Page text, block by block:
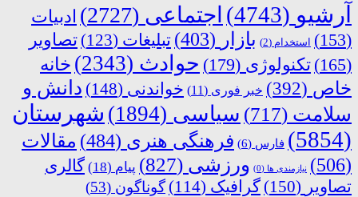
آرشیو (4743) اجتماعی (2727)
ادبیات
(153)
استخدام (2) بازار (403) تبلیغات (123)
تصاویر
(165)
تکنولوژی (179) حوادث (2343)
خانه
خاص (392) خبر فوری (11) خواندنی (148)
دانش و
سلامت (717) سیاسی (1894)
شهرستان
(5854)
فارس (6) فرهنگی هنری (484)
مقالات
(506)
نیازمندی ها (0) ورزشی (827) پیام (18)
گالری
تصاویر (150) گرافیک (114) گوناگون (53)